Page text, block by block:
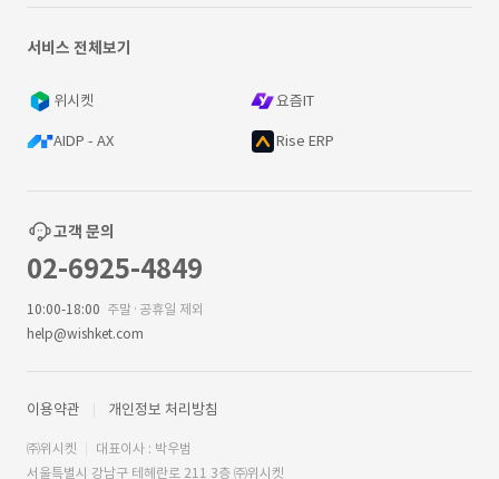
서비스 전체보기
위시켓 요즘IT
AIDP - AX Rise ERP
고객 문의
02-6925-4849
10:00-18:00 주말·공휴일 제외
help@wishket.com
이용약관 개인정보 처리방침
㈜위시켓
대표이사 : 박우범
서울특별시 강남구 테헤란로 211 3층 ㈜위시켓